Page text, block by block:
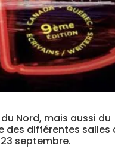
Nord, mais aussi du
des différentes salles
septembre.